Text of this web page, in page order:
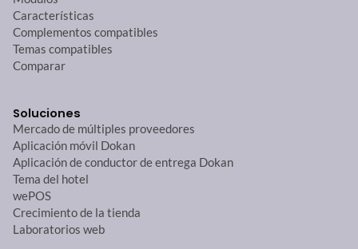
Características
Complementos compatibles
Temas compatibles
Comparar
Soluciones
Mercado de múltiples proveedores
Aplicación móvil Dokan
Aplicación de conductor de entrega Dokan
Tema del hotel
wePOS
Crecimiento de la tienda
Laboratorios web